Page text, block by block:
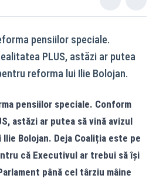
pensiilor speciale.
PLUS, astăzi ar putea
reforma lui Ilie Bolojan.
pensiilor speciale. Conform
astăzi ar putea să vină avizul
Bolojan. Deja Coaliția este pe
că Executivul ar trebui să își
până cel târziu mâine